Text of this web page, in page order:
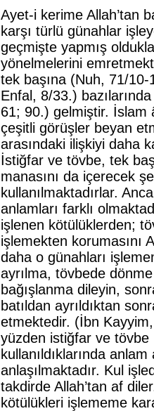
Ayet-i kerime Allah’tan
karşı türlü günahlar
geçmişte yapmış
yönelmelerini
tek başına (Nuh, 71/
Enfal, 8/33.)
61; 90.) gelmiştir. İslam
çeşitli görüşler beyan
arasındaki ilişkiyi daha
İstiğfar ve tövbe, tek
manasını da içerecek
kullanılmaktadırlar.
anlamları farklı
işlenen kötülüklerden;
işlemekten korumasını
daha o günahları
ayrılma, tövbede
bağışlanma dileyin,
batıldan ayrıldıktan
etmektedir. (İbn
yüzden istiğfar ve tövbe
kullanıldıklarında
anlaşılmaktadır. Kul
takdirde Allah’tan af
kötülükleri işlememe